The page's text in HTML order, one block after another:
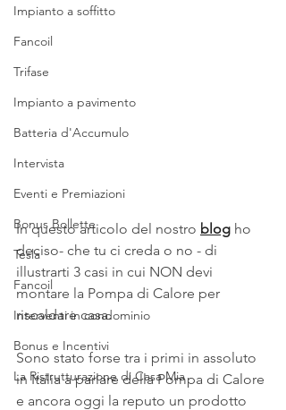
Impianto a soffitto
Fancoil
Trifase
Impianto a pavimento
Batteria d'Accumulo
Intervista
Eventi e Premiazioni
Bonus Bollette
Tesla
Fancoil
Interventi in condominio
Bonus e Incentivi
La Ristrutturazione di Casa Mia
In questo articolo del nostro blog ho
deciso- che tu ci creda o no - di
illustrarti 3 casi in cui NON devi
montare la Pompa di Calore per
riscaldare casa.
Sono stato forse tra i primi in assoluto
in Italia a parlare della Pompa di Calore
e ancora oggi la reputo un prodotto